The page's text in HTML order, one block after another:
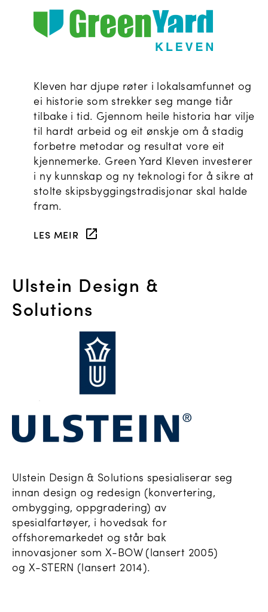
Kleven har djupe røter i lokalsamfunnet og
ei historie som strekker seg mange tiår
tilbake i tid. Gjennom heile historia har vilje
til hardt arbeid og eit ønskje om å stadig
forbetre metodar og resultat vore eit
kjennemerke. Green Yard Kleven investerer
i ny kunnskap og ny teknologi for å sikre at
stolte skipsbyggingstradisjonar skal halde
fram.
LES MEIR
Ulstein Design &
Solutions
Ulstein Design & Solutions spesialiserar seg
innan design og redesign (konvertering,
ombygging, oppgradering) av
spesialfartøyer, i hovedsak for
offshoremarkedet og står bak
innovasjoner som X-BOW (lansert 2005)
og X-STERN (lansert 2014).